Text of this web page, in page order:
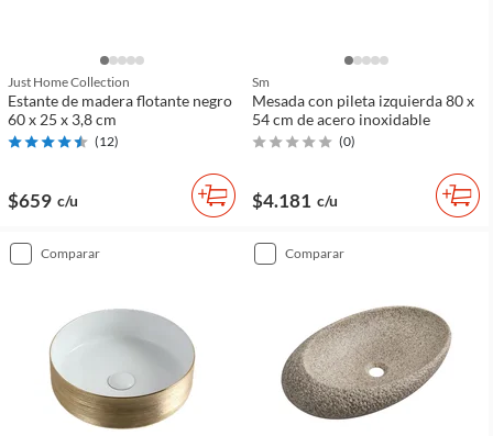
Just Home Collection
Estante de madera flotante negro
60 x 25 x 3,8 cm
(12)
$659 c/u
Sm
Mesada con pileta izquierda 80 x
54 cm de acero inoxidable
(0)
$4.181 c/u
comparar comparar